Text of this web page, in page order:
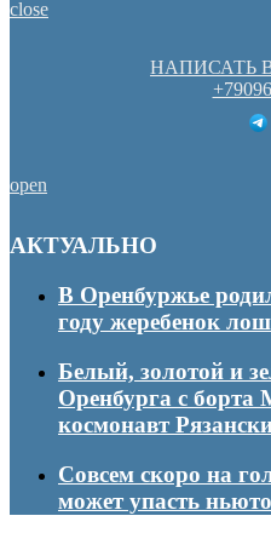
close
НАПИСАТЬ
open
АКТУАЛЬНО
В Оренбуржье
году жеребенок
Белый, золотой и
Оренбурга с
космонавт
Совсем скоро на
может упасть